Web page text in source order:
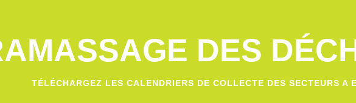
DES
TÉLÉCHARGEZ LES CALENDRIERS DE COLLECTE DES SECTEURS A